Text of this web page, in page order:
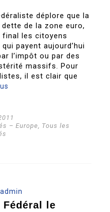
déplore que la
de la zone euro,
les citoyens
payent aujourd’hui
l’impôt ou par des
massifs. Pour
il est clair que
– Europe, Tous les
admin
Fédéral le